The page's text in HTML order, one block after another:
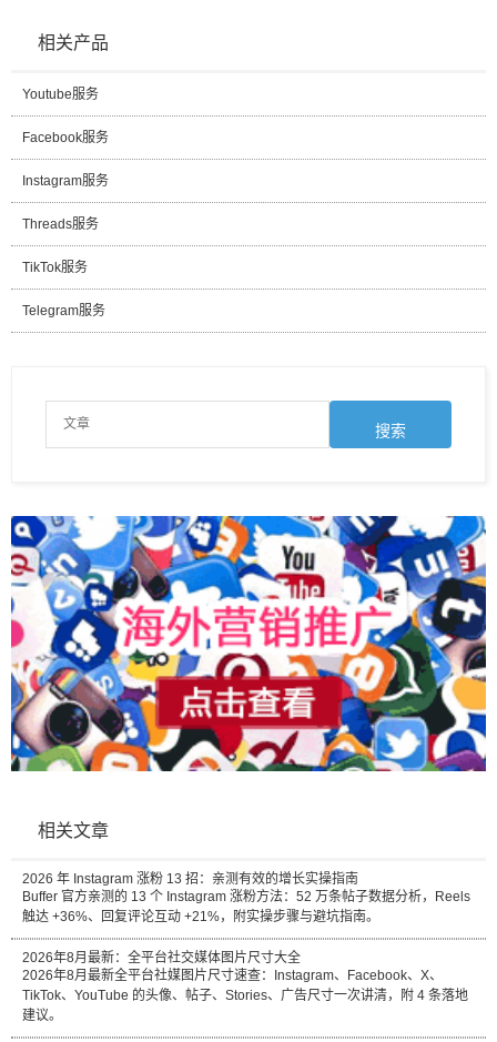
相关产品
Youtube服务
Facebook服务
Instagram服务
Threads服务
TikTok服务
Telegram服务
相关文章
2026 年 Instagram 涨粉 13 招：亲测有效的增长实操指南
Buffer 官方亲测的 13 个 Instagram 涨粉方法：52 万条帖子数据分析，Reels
触达 +36%、回复评论互动 +21%，附实操步骤与避坑指南。
2026年8月最新：全平台社交媒体图片尺寸大全
2026年8月最新全平台社媒图片尺寸速查：Instagram、Facebook、X、
TikTok、YouTube 的头像、帖子、Stories、广告尺寸一次讲清，附 4 条落地
建议。